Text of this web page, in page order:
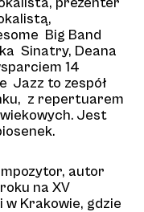
Big Band
Sinatry, Deana
14
Jazz to zespół
z repertuarem
Jest
autor
na XV
Krakowie, gdzie